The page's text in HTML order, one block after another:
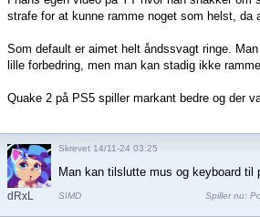
strafe for at kunne ramme noget som helst, da
Som default er aimet helt åndssvagt ringe.
lille forbedring, men man kan stadig ikke
Quake 2 på PS5 spiller markant bedre og der
dRxL
Skrevet 14/11-24 03:25
Man kan tilslutte mus og keyboard til
SIMD Spiller nu: